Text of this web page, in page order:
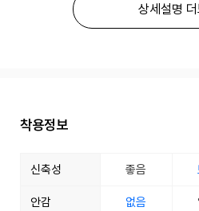
상세설명 더
착용정보
신축성 좋음
안감 없음